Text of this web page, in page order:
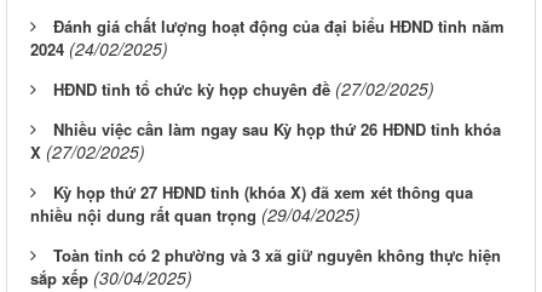
Đánh giá chất lượng hoạt động của đại biểu HĐND tỉnh năm
2024 (24/02/2025)
HĐND tỉnh tổ chức kỳ họp chuyên đề (27/02/2025)
Nhiều việc cần làm ngay sau Kỳ họp thứ 26 HĐND tỉnh khóa
X (27/02/2025)
Kỳ họp thứ 27 HĐND tỉnh (khóa X) đã xem xét thông qua
nhiều nội dung rất quan trọng (29/04/2025)
Toàn tỉnh có 2 phường và 3 xã giữ nguyên không thực hiện
sắp xếp (30/04/2025)